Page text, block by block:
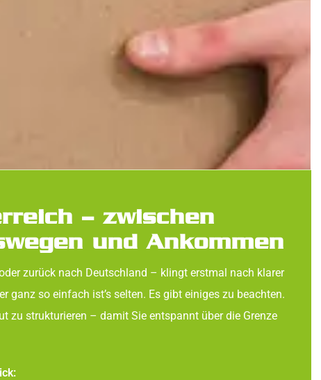
– zwischen
und Ankommen
zurück nach Deutschland – klingt erstmal nach klarer
ganz so einfach ist’s selten. Es gibt einiges zu beachten.
zu strukturieren – damit Sie entspannt über die Grenze